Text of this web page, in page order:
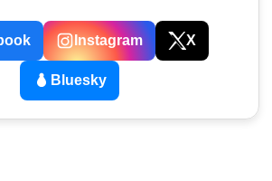
Instagram X
Bluesky